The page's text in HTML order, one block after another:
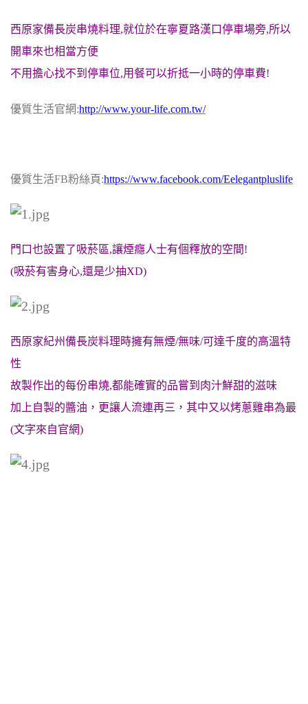
西原家備長炭串燒料理,就位於在寧夏路漢口停車場旁,所以
開車來也相當方便
不用擔心找不到停車位,用餐可以折抵一小時的停車費!
優質生活官網:http://www.your-life.com.tw/
優質生活FB粉絲頁:https://www.facebook.com/Eelegantpluslife
門口也設置了吸菸區,讓煙癮人士有個釋放的空間!
(吸菸有害身心,還是少抽XD)
西原家紀州備長炭料理時擁有無煙/無味/可達千度的高溫特
性
故製作出的每份串燒,都能確實的品嘗到肉汁鮮甜的滋味
加上自製的醬油，更讓人流連再三，其中又以烤蔥雞串為最
(文字來自官網)